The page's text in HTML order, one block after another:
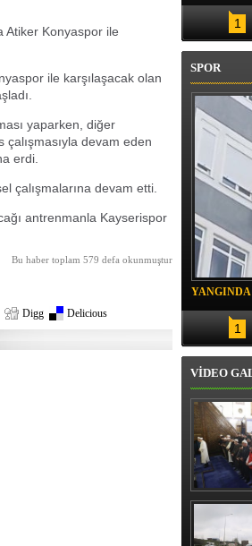
Atiker Konyaspor ile
ile karşılaşacak olan
yaparken, diğer
devam eden
erdi.
çalışmalarına devam etti.
antrenmanla Kayserispor
Bu haber toplam 579 defa okunmuştur
Digg Delicious
1
SPOR
1
VİDEO
Erbaş,
Veli
teravih